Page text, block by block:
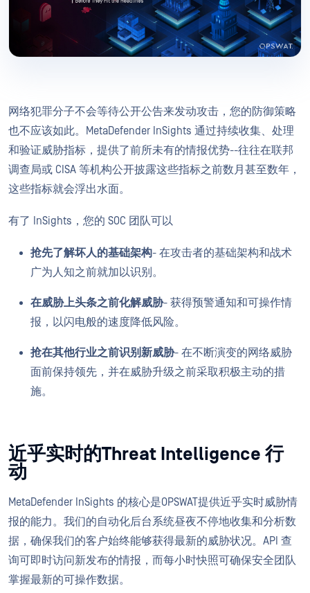
网络犯罪分子不会等待公开公告来发动攻击，您的防御策略
也不应该如此。MetaDefender InSights 通过持续收集、处理
和验证威胁指标，提供了前所未有的情报优势--往往在联邦
调查局或 CISA 等机构公开披露这些指标之前数月甚至数年，
这些指标就会浮出水面。
有了 InSights，您的 SOC 团队可以
抢先了解坏人的基础架构- 在攻击者的基础架构和战术
广为人知之前就加以识别。
在威胁上头条之前化解威胁- 获得预警通知和可操作情
报，以闪电般的速度降低风险。
抢在其他行业之前识别新威胁- 在不断演变的网络威胁
面前保持领先，并在威胁升级之前采取积极主动的措
施。
近乎实时的Threat Intelligence 行
动
MetaDefender InSights 的核心是OPSWAT提供近乎实时威胁情
报的能力。我们的自动化后台系统昼夜不停地收集和分析数
据，确保我们的客户始终能够获得最新的威胁状况。API 查
询可即时访问新发布的情报，而每小时快照可确保安全团队
掌握最新的可操作数据。